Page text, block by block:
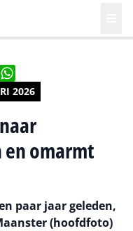
2026
omarmt
paar jaar geleden,
(hoofdfoto)